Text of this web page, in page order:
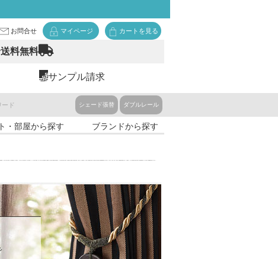
お問合せ マイページ カートを見る
送料無料
サンプル請求
ド シェード張替 ダブルレール
・部屋から探す ブランドから探す